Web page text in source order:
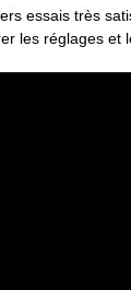
essais très
les réglages et